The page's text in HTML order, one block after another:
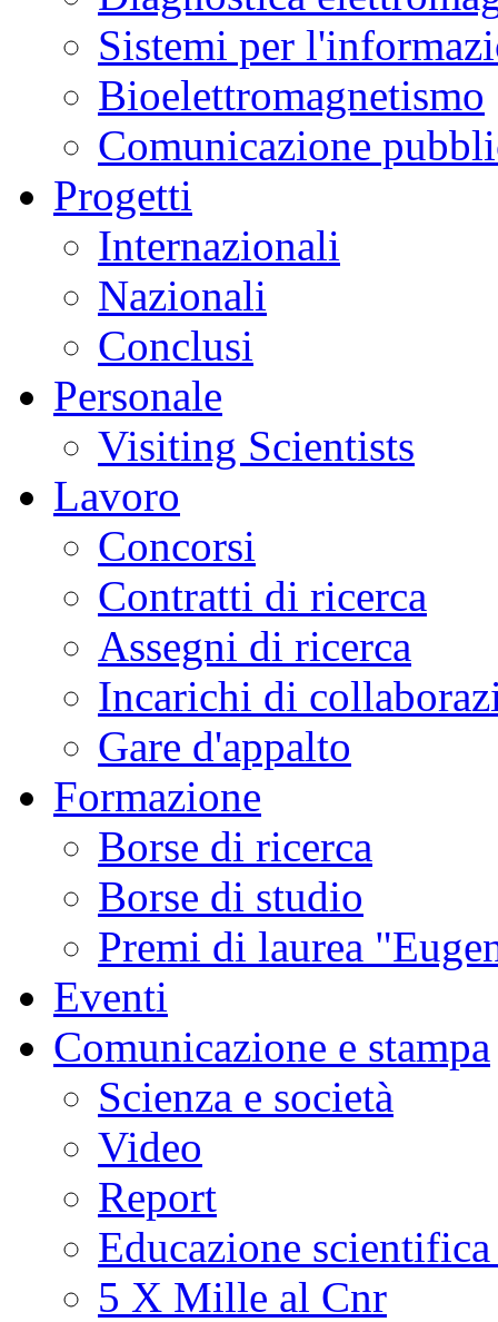
Sistemi per
Bioelettromagnetismo
Comunicazione
Progetti
Internazionali
Nazionali
Conclusi
Personale
Visiting Scientists
Lavoro
Concorsi
Contratti di ricerca
Assegni di ricerca
Incarichi di
Gare d'appalto
Formazione
Borse di ricerca
Borse di studio
Premi di laurea
Eventi
Comunicazione e stampa
Scienza e società
Video
Report
Educazione
5 X Mille al Cnr